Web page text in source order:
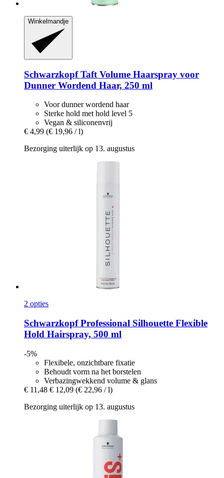
Winkelmandje
SchwarzkopfTaft Volume Haarspray voor
Dunner Wordend Haar, 250 ml
Voor dunner wordend haar
Sterke hold met hold level 5
Vegan & siliconenvrij
€ 4,99 (€ 19,96 / l)
Bezorging uiterlijk op 13. augustus
2 opties
Schwarzkopf Professional Silhouette Flexible
Hold Hairspray, 500 ml
-5%
Flexibele, onzichtbare fixatie
Behoudt vorm na het borstelen
Verbazingwekkend volume & glans
€ 11,48 € 12,09 (€ 22,96 / l)
Bezorging uiterlijk op 13. augustus